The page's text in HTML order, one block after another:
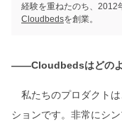
経験を重ねたのち、2012
Cloudbedsを創業。
――Cloudbedsはどのよ
私たちのプロダクトは
ションです。非常にシ